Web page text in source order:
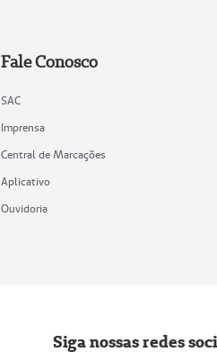
Fale Conosco
SAC
Imprensa
Central de Marcações
Aplicativo
Ouvidoria
Siga nossas redes